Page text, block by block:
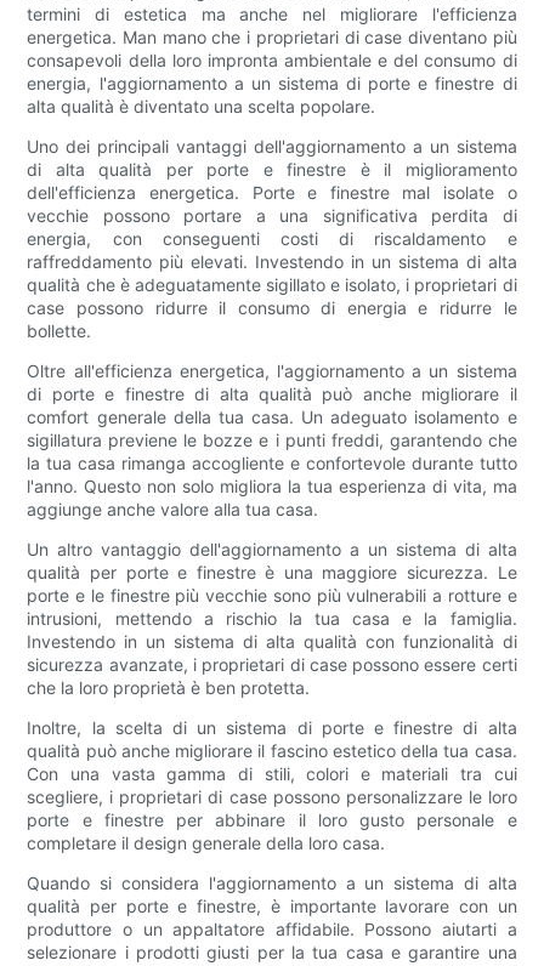
termini di estetica ma anche nel migliorare l'efficienza
energetica. Man mano che i proprietari di case diventano più
consapevoli della loro impronta ambientale e del consumo di
energia, l'aggiornamento a un sistema di porte e finestre di
alta qualità è diventato una scelta popolare.
Uno dei principali vantaggi dell'aggiornamento a un sistema
di alta qualità per porte e finestre è il miglioramento
dell'efficienza energetica. Porte e finestre mal isolate o
vecchie possono portare a una significativa perdita di
energia, con conseguenti costi di riscaldamento e
raffreddamento più elevati. Investendo in un sistema di alta
qualità che è adeguatamente sigillato e isolato, i proprietari di
case possono ridurre il consumo di energia e ridurre le
bollette.
Oltre all'efficienza energetica, l'aggiornamento a un sistema
di porte e finestre di alta qualità può anche migliorare il
comfort generale della tua casa. Un adeguato isolamento e
sigillatura previene le bozze e i punti freddi, garantendo che
la tua casa rimanga accogliente e confortevole durante tutto
l'anno. Questo non solo migliora la tua esperienza di vita, ma
aggiunge anche valore alla tua casa.
Un altro vantaggio dell'aggiornamento a un sistema di alta
qualità per porte e finestre è una maggiore sicurezza. Le
porte e le finestre più vecchie sono più vulnerabili a rotture e
intrusioni, mettendo a rischio la tua casa e la famiglia.
Investendo in un sistema di alta qualità con funzionalità di
sicurezza avanzate, i proprietari di case possono essere certi
che la loro proprietà è ben protetta.
Inoltre, la scelta di un sistema di porte e finestre di alta
qualità può anche migliorare il fascino estetico della tua casa.
Con una vasta gamma di stili, colori e materiali tra cui
scegliere, i proprietari di case possono personalizzare le loro
porte e finestre per abbinare il loro gusto personale e
completare il design generale della loro casa.
Quando si considera l'aggiornamento a un sistema di alta
qualità per porte e finestre, è importante lavorare con un
produttore o un appaltatore affidabile. Possono aiutarti a
selezionare i prodotti giusti per la tua casa e garantire una